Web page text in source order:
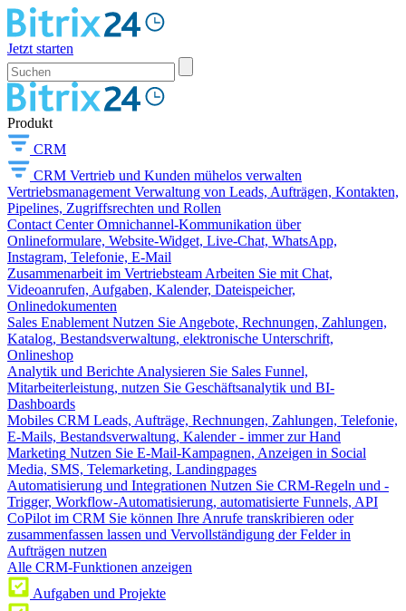
Jetzt starten
Produkt
CRM
CRM Vertrieb und Kunden mühelos verwalten
Vertriebsmanagement Verwaltung von Leads, Aufträgen, Kontakten,
Pipelines, Zugriffsrechten und Rollen
Contact Center Omnichannel-Kommunikation über
Onlineformulare, Website-Widget, Live-Chat, WhatsApp,
Instagram, Telefonie, E-Mail
Zusammenarbeit im Vertriebsteam Arbeiten Sie mit Chat,
Videoanrufen, Aufgaben, Kalender, Dateispeicher,
Onlinedokumenten
Sales Enablement Nutzen Sie Angebote, Rechnungen, Zahlungen,
Katalog, Bestandsverwaltung, elektronische Unterschrift,
Onlineshop
Analytik und Berichte Analysieren Sie Sales Funnel,
Mitarbeiterleistung, nutzen Sie Geschäftsanalytik und BI-
Dashboards
Mobiles CRM Leads, Aufträge, Rechnungen, Zahlungen, Telefonie,
E-Mails, Bestandsverwaltung, Kalender - immer zur Hand
Marketing Nutzen Sie E-Mail-Kampagnen, Anzeigen in Social
Media, SMS, Telemarketing, Landingpages
Automatisierung und Integrationen Nutzen Sie CRM-Regeln und -
Trigger, Workflow-Automatisierung, automatisierte Funnels, API
CoPilot im CRM Sie können Ihre Anrufe transkribieren oder
zusammenfassen lassen und Vervollständigung der Felder in
Aufträgen nutzen
Alle CRM-Funktionen anzeigen
Aufgaben und Projekte